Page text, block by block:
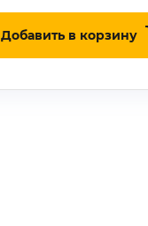
Добавить в корзину